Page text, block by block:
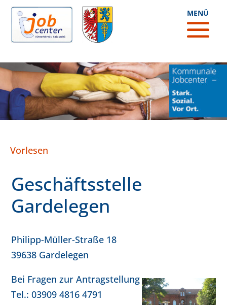
Vorlesen
Geschäftsstelle
Gardelegen
Philipp-Müller-Straße 18
39638 Gardelegen
Bei Fragen zur Antragstellung
Tel.: 03909 4816 4791